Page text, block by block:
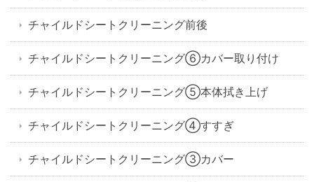
チャイルドシートクリーニング前後
チャイルドシートクリーニング⑥カバー取り付け
チャイルドシートクリーニング⑤本体拭き上げ
チャイルドシートクリーニング④すすぎ
チャイルドシートクリーニング③カバー